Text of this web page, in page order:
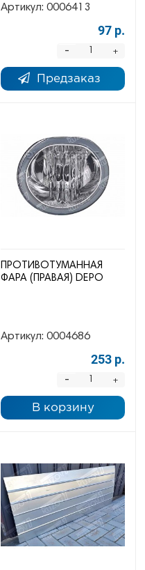
Артикул: 0006413
97 р.
+
-
Предзаказ
ПРОТИВОТУМАННАЯ
ФАРА (ПРАВАЯ) DEPO
Артикул: 0004686
253 р.
+
-
В корзину